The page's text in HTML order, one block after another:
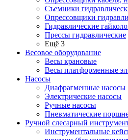
Съемники
Опрессовщики
Гидравлические
Прессы гидравлические
Ещё 3
Весовое оборудование
Весы крановые
Весы платформенные
Насосы
Диафрагменные насосы
Электрические насосы
Ручные насосы
Пневматические
Ручной слесарный
Инструментальные